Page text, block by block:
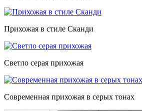
Прихожая в стиле Сканди
Светло серая прихожая
Современная прихожая в серых тонах